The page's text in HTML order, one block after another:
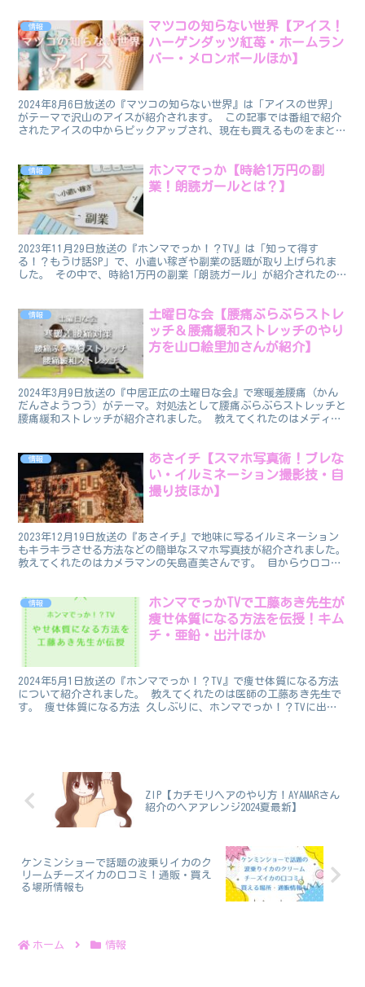
情報
マツコの知らない世界【アイス！
ハーゲンダッツ紅苺・ホームラン
バー・メロンボールほか】
2024年8月6日放送の『マツコの知らない世界』は「アイスの世界」
がテーマで沢山のアイスが紹介されます。 この記事では番組で紹介
されたアイスの中からピックアップされ、現在も買えるものをまとめ
情報
ホンマでっか【時給1万円の副
業！朗読ガールとは？】
2023年11月29日放送の『ホンマでっか！？TV』は「知って得す
る！？もうけ話SP」で、小遣い稼ぎや副業の話題が取り上げられま
した。 その中で、時給1万円の副業「朗読ガール」が紹介されたの
情報
土曜日な会【腰痛ぶらぶらストレ
ッチ＆腰痛緩和ストレッチのやり
方を山口絵里加さんが紹介】
2024年3月9日放送の『中居正広の土曜日な会』で寒暖差腰痛（かん
だんさようつう）がテーマ。対処法として腰痛ぶらぶらストレッチと
腰痛緩和ストレッチが紹介されました。 教えてくれたのはメディカ
情報
あさイチ【スマホ写真術！ブレな
い・イルミネーション撮影技・自
撮り技ほか】
2023年12月19日放送の『あさイチ』で地味に写るイルミネーション
もキラキラさせる方法などの簡単なスマホ写真技が紹介されました。
教えてくれたのはカメラマンの矢島直美さんです。 目からウロコの
情報
ホンマでっかTVで工藤あき先生が
痩せ体質になる方法を伝授！キム
チ・亜鉛・出汁ほか
2024年5月1日放送の『ホンマでっか！？TV』で痩せ体質になる方法
について紹介されました。 教えてくれたのは医師の工藤あき先生で
す。 痩せ体質になる方法 久しぶりに、ホンマでっか！？TVに出演
ZIP【カチモリヘアのやり方！AYAMARさん
紹介のヘアアレンジ2024夏最新】
ケンミンショーで話題の波乗りイカのク
リームチーズイカの口コミ！通販・買え
る場所情報も
ホーム 情報